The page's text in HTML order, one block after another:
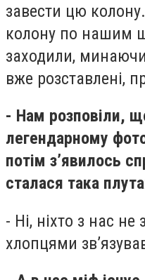
завести цю
колону по нашим
заходили,
вже розставлені,
- Нам розповіли,
легендарному
потім з’явилось
сталася така
- Ні, ніхто з нас
хлопцями